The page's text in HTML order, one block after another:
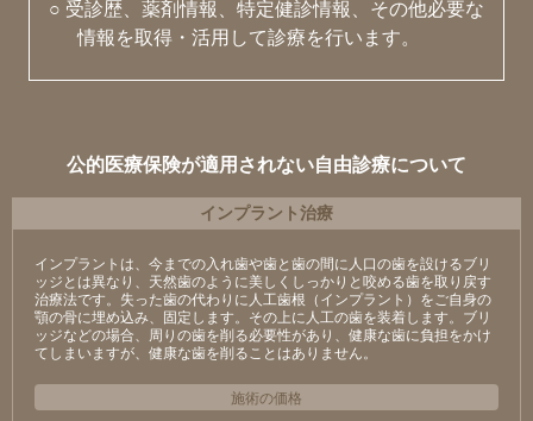
○ 受診歴、薬剤情報、特定健診情報、その他必要な
情報を取得・活用して診療を行います。
公的医療保険が適用されない自由診療について
インプラント治療
インプラントは、今までの入れ歯や歯と歯の間に人口の歯を設けるブリ
ッジとは異なり、天然歯のように美しくしっかりと咬める歯を取り戻す
治療法です。失った歯の代わりに人工歯根（インプラント）をご自身の
顎の骨に埋め込み、固定します。その上に人工の歯を装着します。ブリ
ッジなどの場合、周りの歯を削る必要性があり、健康な歯に負担をかけ
てしまいますが、健康な歯を削ることはありません。
施術の価格